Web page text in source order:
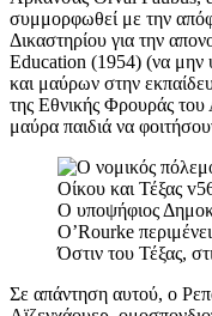
συμμορφωθεί με την
Δικαστηρίου για την
Education (1954) (να μην
και μαύρων στην
της Εθνικής Φρουράς
μαύρα παιδιά να
Ο υποψήφιος
O’Rourke
Όστιν του Τέξας,
Σε απάντηση αυτού, ο